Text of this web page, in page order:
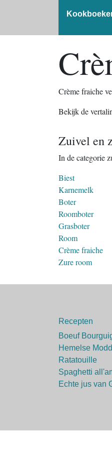
Crème fraiche
Bekijk de
Zuivel en
In de categorie
Biest
Karnemelk
Boter
Roomboter
Grasboter
Room
Crème fraiche
Zure room
Recepten
Boeuf
Hemelse
Ratatouille
Spaghetti
Echte jus van